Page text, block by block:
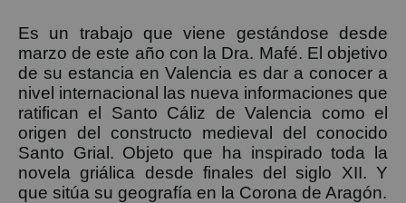
Es un trabajo que viene gestándose desde
marzo de este año con la Dra. Mafé. El objetivo
de su estancia en Valencia es dar a conocer a
nivel internacional las nueva informaciones que
ratifican el Santo Cáliz de Valencia como el
origen del constructo medieval del conocido
Santo Grial. Objeto que ha inspirado toda la
novela griálica desde finales del siglo XII. Y
que sitúa su geografía en la Corona de Aragón.